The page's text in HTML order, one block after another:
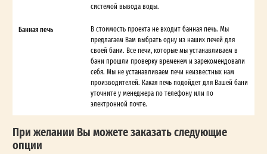
системой вывода воды.
Банная печь
В стоимость проекта не входит банная печь. Мы
предлагаем Вам выбрать одну из наших печей для
своей бани. Все печи, которые мы устанавливаем в
бани прошли проверку временем и зарекомендовали
себя. Мы не устанавливаем печи неизвестных нам
производителей. Какая печь подойдет для Вашей бани
уточните у менеджера по телефону или по
электронной почте.
При желании Вы можете заказать следующие
опции